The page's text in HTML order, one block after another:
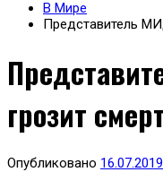
В Мире
Представитель
грозит
Опубликовано 16.07.2019